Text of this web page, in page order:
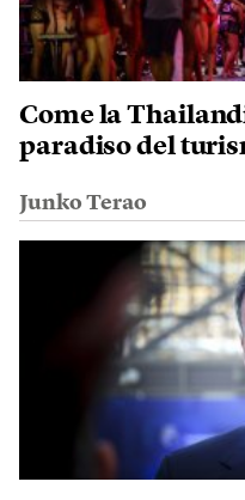
Come la
paradiso del
Junko Terao